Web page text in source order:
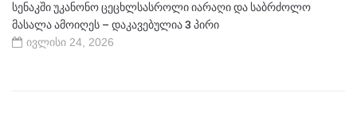
სენაკში უკანონო ცეცხლსასროლი იარაღი და საბრძოლო
მასალა ამოიღეს – დაკავებულია 3 პირი
ივლისი 24, 2026